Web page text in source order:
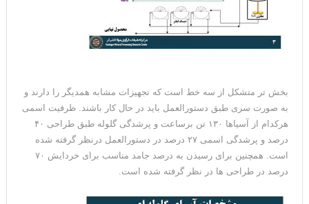
بخش تر متشکل از سه خط است که تجهیزات مشابه همدیگر را دارند و
به صورت سری طبق دستورالعمل باید در حال کار باشند. ظرفیت اسمی
هرکدام از آسیاها ۱۳۰ تن برساعت و پرشدگی گلوله طبق طراحی ۴۰
درصد و پرشدگی اسمی ۲۷ درصد در دستورالعمل درنظر گرفته شده
است. همچنین برای رسیدن به درصد جامد مناسب برای خردایش ۷۰
درصد در طراحی ها در نظر گرفته شده است.